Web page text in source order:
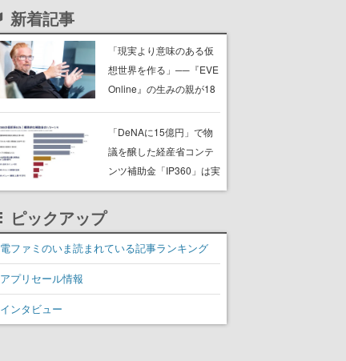
新着記事
「現実より意味のある仮
想世界を作る」──『EVE
Online』の生みの親が18
な宣言”は、比喩ではなく
本気だった
「DeNAに15億円」で物
議を醸した経産省コンテ
ンツ補助金「IP360」は実
際どうなのか？ 公式資料
ピックアップ
電ファミのいま読まれている記事ランキング
アプリセール情報
インタビュー